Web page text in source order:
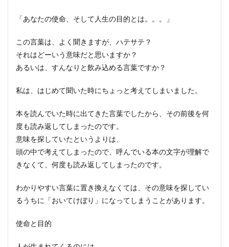
「あなたの使命、そして人生の目的とは。。。」
この言葉は、よく聞きますが、ハテサテ？
それはどーいう意味だと思いますか？
あるいは、すんなりと飲み込める言葉ですか？
私は、はじめて聞いた時にちょっと考えてしまいました。
本を読んでいた時に出てきた言葉でしたから、その前後を何
度も読み返してしまったのです。
意味を探していたというよりは、
頭の中で考えてしまったので、呼んでいる本の文字が理解で
きなくて、何度も読み返してしまったのです。
わかりやすい言葉に置き換えなくては、その意味を探してい
るうちに「おいてけぼり」になってしまうことがあります。
使命と目的